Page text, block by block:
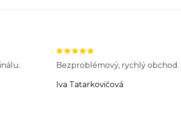
Bezproblémový, rychlý obchod.
Iva Tatarkovičová